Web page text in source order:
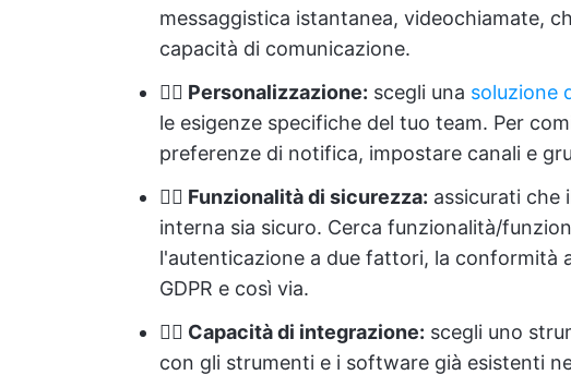
messaggistica istantanea, videochiamate,
capacità di comunicazione.
👉🏻 Personalizzazione: scegli una soluzione
le esigenze specifiche del tuo team. Per
preferenze di notifica, impostare canali e
👉🏻 Funzionalità di sicurezza: assicurati che
interna sia sicuro. Cerca funzionalità/
l'autenticazione a due fattori, la conformità
GDPR e così via.
👉🏻 Capacità di integrazione: scegli uno
con gli strumenti e i software già esistenti